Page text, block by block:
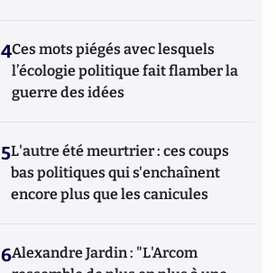
4Ces mots piégés avec lesquels
l’écologie politique fait flamber la
guerre des idées
5L'autre été meurtrier : ces coups
bas politiques qui s'enchaînent
encore plus que les canicules
6Alexandre Jardin : "L'Arcom